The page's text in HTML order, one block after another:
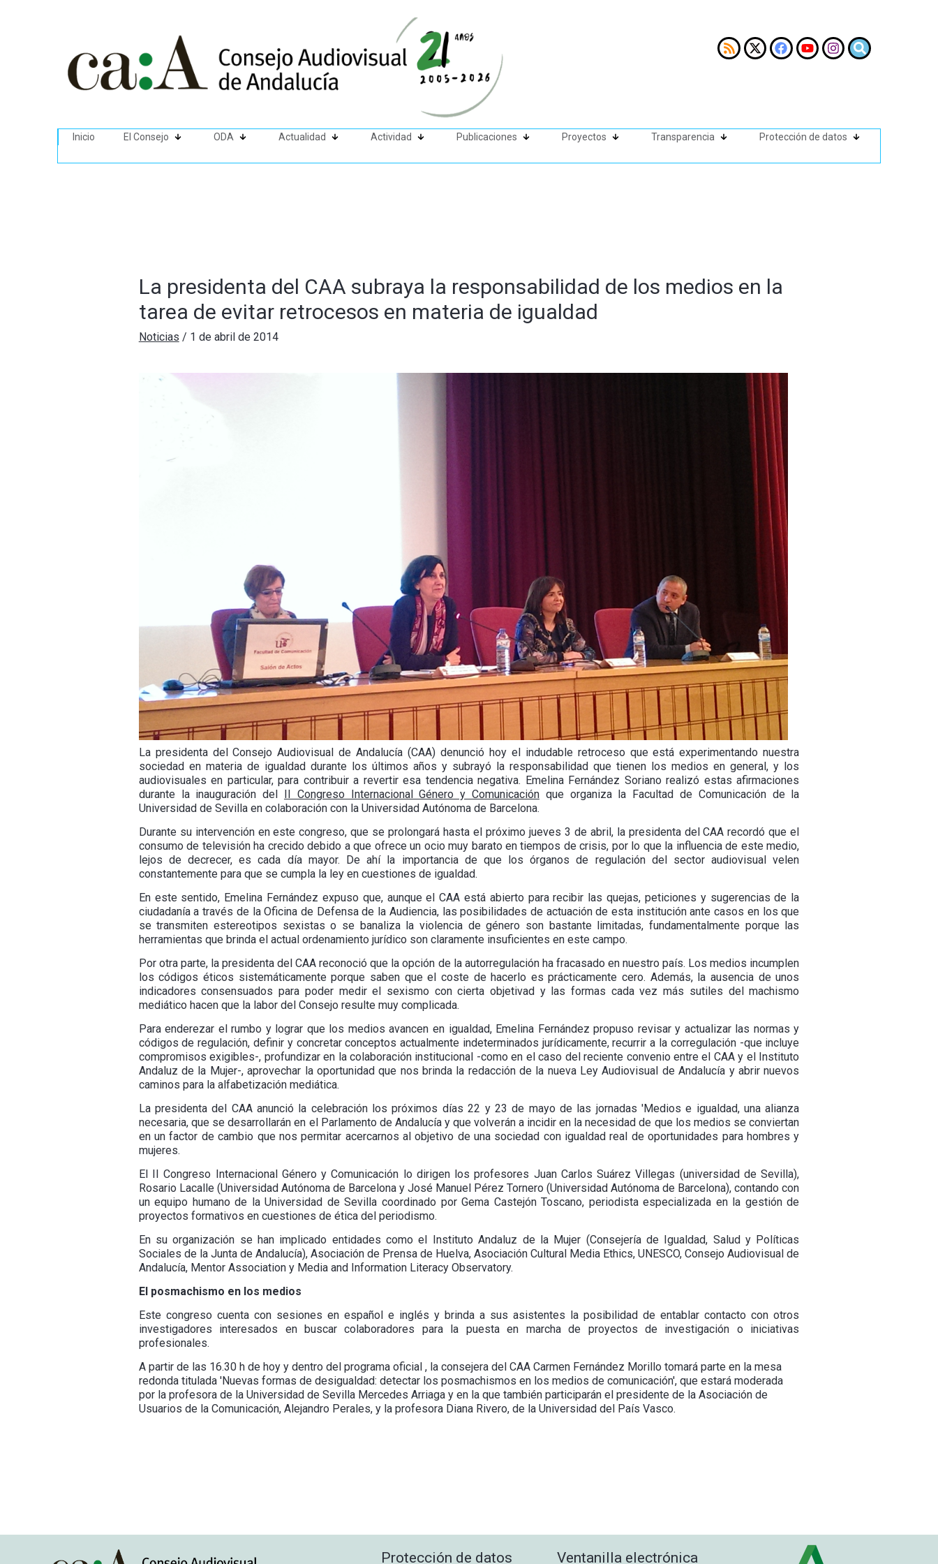
Inicio El Consejo ODA Actualidad Actividad Publicaciones Proyectos Transparencia Protección de datos
La presidenta del CAA subraya la responsabilidad de los medios en la
tarea de evitar retrocesos en materia de igualdad
Noticias / 1 de abril de 2014
La presidenta del Consejo Audiovisual de Andalucía (CAA) denunció hoy el indudable retroceso que está experimentando nuestra
sociedad en materia de igualdad durante los últimos años y subrayó la responsabilidad que tienen los medios en general, y los
audiovisuales en particular, para contribuir a revertir esa tendencia negativa. Emelina Fernández Soriano realizó estas afirmaciones
durante la inauguración del
II Congreso Internacional Género y Comunicaciónque organiza la Facultad de Comunicación de la
Universidad de Sevilla en colaboración con la Universidad Autónoma de Barcelona.
Durante su intervención en este congreso, que se prolongará hasta el próximo jueves 3 de abril, la presidenta del CAA recordó que el
consumo de televisión ha crecido debido a que ofrece un ocio muy barato en tiempos de crisis, por lo que la influencia de este medio,
lejos de decrecer, es cada día mayor. De ahí la importancia de que los órganos de regulación del sector audiovisual velen
constantemente para que se cumpla la ley en cuestiones de igualdad.
En este sentido, Emelina Fernández expuso que, aunque el CAA está abierto para recibir las quejas, peticiones y sugerencias de la
ciudadanía a través de la Oficina de Defensa de la Audiencia, las posibilidades de actuación de esta institución ante casos en los que
se transmiten estereotipos sexistas o se banaliza la violencia de género son bastante limitadas, fundamentalmente porque las
herramientas que brinda el actual ordenamiento jurídico son claramente insuficientes en este campo.
Por otra parte, la presidenta del CAA reconoció que la opción de la autorregulación ha fracasado en nuestro país. Los medios incumplen
los códigos éticos sistemáticamente porque saben que el coste de hacerlo es prácticamente cero. Además, la ausencia de unos
indicadores consensuados para poder medir el sexismo con cierta objetivad y las formas cada vez más sutiles del machismo
mediático hacen que la labor del Consejo resulte muy complicada.
Para enderezar el rumbo y lograr que los medios avancen en igualdad, Emelina Fernández propuso revisar y actualizar las normas y
códigos de regulación, definir y concretar conceptos actualmente indeterminados jurídicamente, recurrir a la corregulación -que incluye
compromisos exigibles-, profundizar en la colaboración institucional -como en el caso del reciente convenio entre el CAA y el Instituto
Andaluz de la Mujer-, aprovechar la oportunidad que nos brinda la redacción de la nueva Ley Audiovisual de Andalucía y abrir nuevos
caminos para la alfabetización mediática.
La presidenta del CAA anunció la celebración los próximos días 22 y 23 de mayo de las jornadas 'Medios e igualdad, una alianza
necesaria, que se desarrollarán en el Parlamento de Andalucía y que volverán a incidir en la necesidad de que los medios se conviertan
en un factor de cambio que nos permitar acercarnos al objetivo de una sociedad con igualdad real de oportunidades para hombres y
mujeres.
El II Congreso Internacional Género y Comunicación lo dirigen los profesores Juan Carlos Suárez Villegas (universidad de Sevilla),
Rosario Lacalle (Universidad Autónoma de Barcelona y José Manuel Pérez Tornero (Universidad Autónoma de Barcelona), contando con
un equipo humano de la Universidad de Sevilla coordinado por Gema Castejón Toscano, periodista especializada en la gestión de
proyectos formativos en cuestiones de ética del periodismo.
En su organización se han implicado entidades como el Instituto Andaluz de la Mujer (Consejería de Igualdad, Salud y Políticas
Sociales de la Junta de Andalucía), Asociación de Prensa de Huelva, Asociación Cultural Media Ethics, UNESCO, Consejo Audiovisual de
Andalucía, Mentor Association y Media and Information Literacy Observatory.
El posmachismo en los medios
Este congreso cuenta con sesiones en español e inglés y brinda a sus asistentes la posibilidad de entablar contacto con otros
investigadores interesados en buscar colaboradores para la puesta en marcha de proyectos de investigación o iniciativas
profesionales.
A partir de las 16.30 h de hoy y dentro del programa oficial , la consejera del CAA Carmen Fernández Morillo tomará parte en la mesa
redonda titulada 'Nuevas formas de desigualdad: detectar los posmachismos en los medios de comunicación', que estará moderada
por la profesora de la Universidad de Sevilla Mercedes Arriaga y en la que también participarán el presidente de la Asociación de
Usuarios de la Comunicación, Alejandro Perales, y la profesora Diana Rivero, de la Universidad del País Vasco.
Protección de datos Ventanilla electrónica